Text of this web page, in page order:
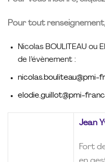
Pour tout
Nicolas BOULITEAU ou
de l’évènement :
nicolas.bouliteau@pmi-
elodie.guillot@pmi-
Jean
Fort